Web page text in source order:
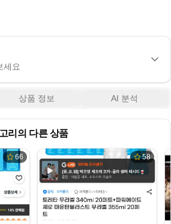
세요
상품 정보 AI 분석
리의 다른 상품
66 58